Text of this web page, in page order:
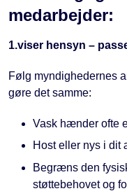
medarbejder:
1.viser hensyn –
Følg myndighedernes
gøre det samme:
Vask hænder ofte
Host eller nys i dit
Begræns den
støttebehovet og